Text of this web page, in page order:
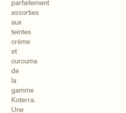
parfaitement
assorties
aux
teintes
crème
et
curcuma
de
la
gamme
Koterra.
Une